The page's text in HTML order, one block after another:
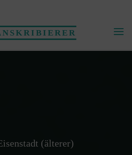
(älterer)